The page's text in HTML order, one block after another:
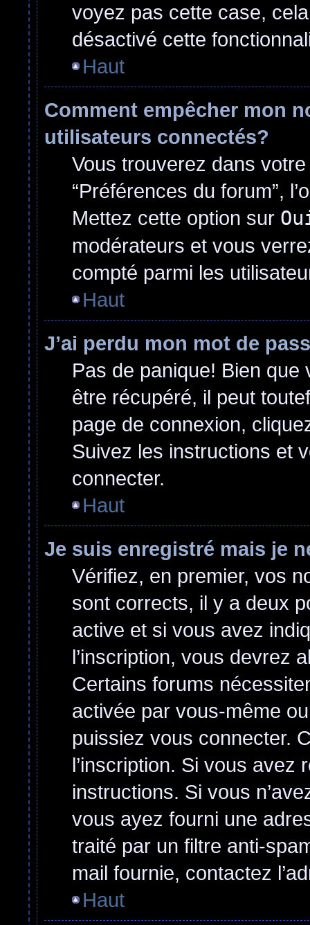
voyez pas cette case,
désactivé cette
Haut
Comment empêcher mon
utilisateurs connectés?
Vous trouverez dans
“Préférences du forum”,
Mettez cette option sur
modérateurs et vous
compté parmi les
Haut
J’ai perdu mon mot de
Pas de panique! Bien
être récupéré, il peut
page de connexion,
Suivez les instructions et
connecter.
Haut
Je suis enregistré mais je
Vérifiez, en premier, vos
sont corrects, il y a deux
active et si vous avez
l’inscription, vous devrez
Certains forums
activée par vous-même
puissiez vous connecter.
l’inscription. Si vous avez
instructions. Si vous
vous ayez fourni une
traité par un filtre anti-
mail fournie, contactez
Haut